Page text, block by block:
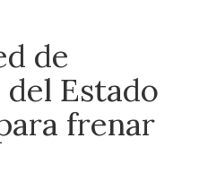
de
Estado
frenar